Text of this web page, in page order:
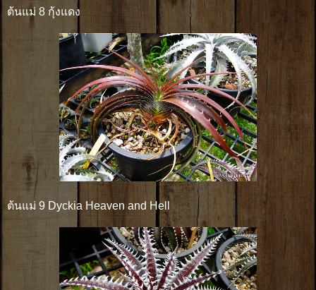
ต้นแม่ 8 กุ้งแดง
ต้นแม่ 9 Dyckia Heaven and Hell